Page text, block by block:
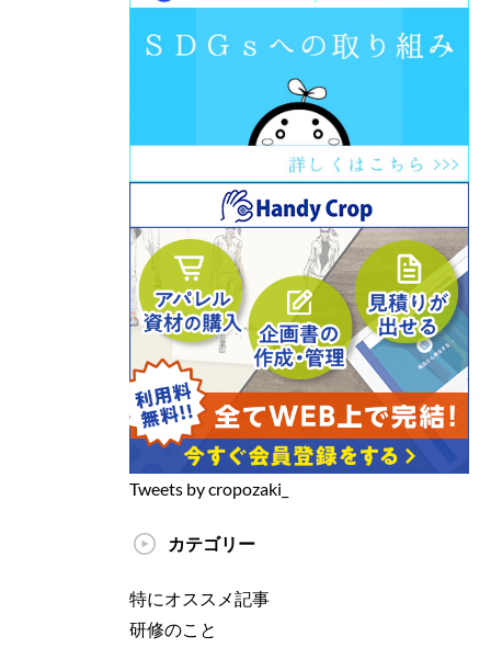
Tweets by cropozaki_
カテゴリー
特にオススメ記事
研修のこと